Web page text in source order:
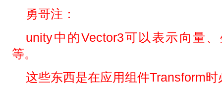
勇哥注：
unity中的Vector3可以表示向量
等。
这些东西是在应用组件Transform时